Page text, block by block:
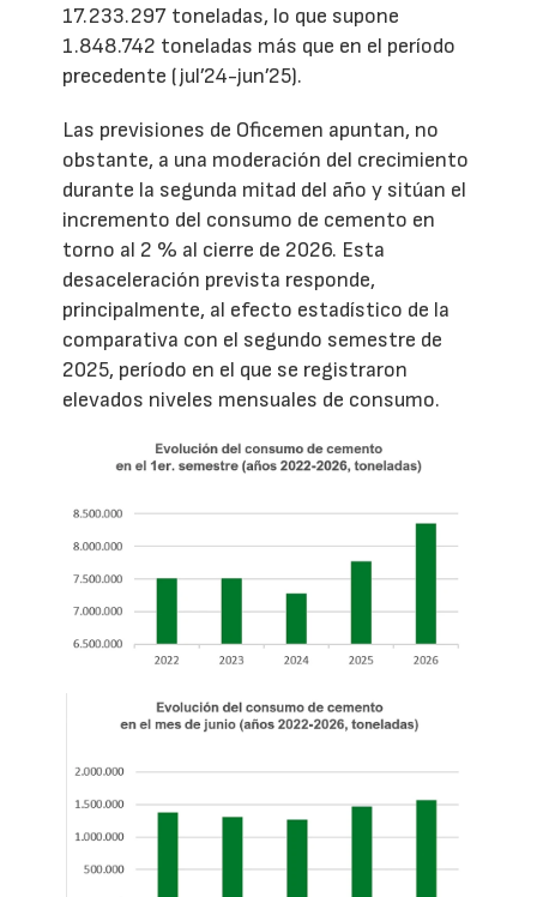
17.233.297 toneladas, lo que supone
1.848.742 toneladas más que en el período
precedente (jul’24-jun’25).
Las previsiones de Oficemen apuntan, no
obstante, a una moderación del crecimiento
durante la segunda mitad del año y sitúan el
incremento del consumo de cemento en
torno al 2 % al cierre de 2026. Esta
desaceleración prevista responde,
principalmente, al efecto estadístico de la
comparativa con el segundo semestre de
2025, período en el que se registraron
elevados niveles mensuales de consumo.